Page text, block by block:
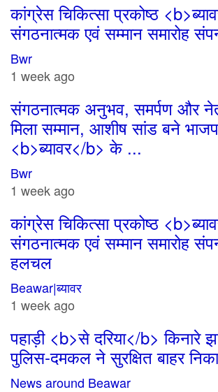
कांग्रेस चिकित्सा प्रकोष्ठ
संगठनात्मक एवं सम्मान समारोह
Bwr
1 week ago
संगठनात्मक अनुभव, समर्पण और
मिला सम्मान, आशीष सांड बने
<b>ब्यावर</b> के ...
Bwr
1 week ago
कांग्रेस चिकित्सा प्रकोष्ठ
संगठनात्मक एवं सम्मान समारोह
हलचल
Beawar|ब्यावर
1 week ago
पहाड़ी <b>से दरिया</b> किनारे
पुलिस-दमकल ने सुरक्षित बाहर
News around Beawar